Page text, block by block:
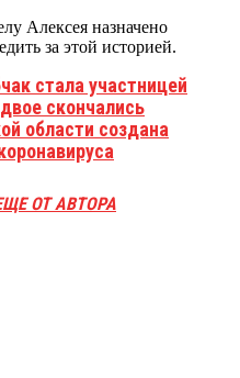
Алексея назначено
за этой историей.
стала участницей
скончались
области создана
ОТ АВТОРА